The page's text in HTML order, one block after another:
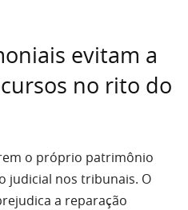
evitam a
no rito do
o próprio patrimônio
judicial nos tribunais. O
a reparação